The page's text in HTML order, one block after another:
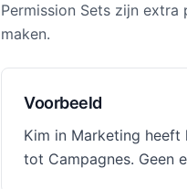
Permission Sets zijn
maken.
Voorbeeld
Kim in Marketing heeft
tot Campagnes.